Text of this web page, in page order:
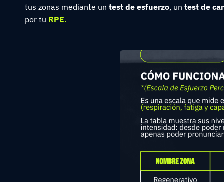
tus zonas mediante un test de esfuerzo, un test de
por tu RPE.